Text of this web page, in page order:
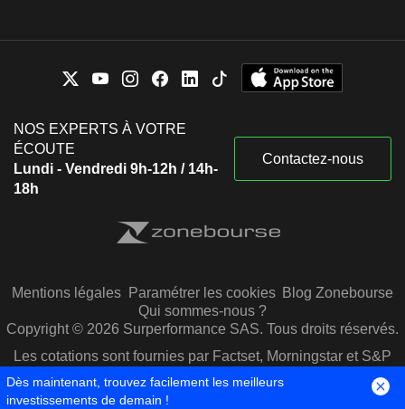
NOS EXPERTS À VOTRE
ÉCOUTE
Lundi - Vendredi 9h-12h / 14h-
18h
Contactez-nous
Mentions légales Paramétrer les cookies Blog Zonebourse
Qui sommes-nous ?
Copyright © 2026 Surperformance SAS. Tous droits réservés.
Les cotations sont fournies par Factset, Morningstar et S&P
Capital IQ
Dès maintenant, trouvez facilement les meilleurs
investissements de demain !